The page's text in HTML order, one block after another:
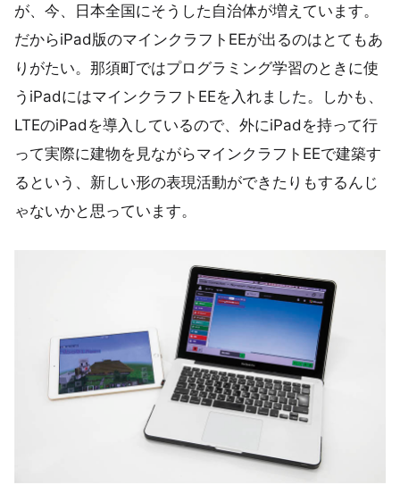
が、今、日本全国にそうした自治体が増えています。
だからiPad版のマインクラフトEEが出るのはとてもあ
りがたい。那須町ではプログラミング学習のときに使
うiPadにはマインクラフトEEを入れました。しかも、
LTEのiPadを導入しているので、外にiPadを持って行
って実際に建物を見ながらマインクラフトEEで建築す
るという、新しい形の表現活動ができたりもするんじ
ゃないかと思っています。